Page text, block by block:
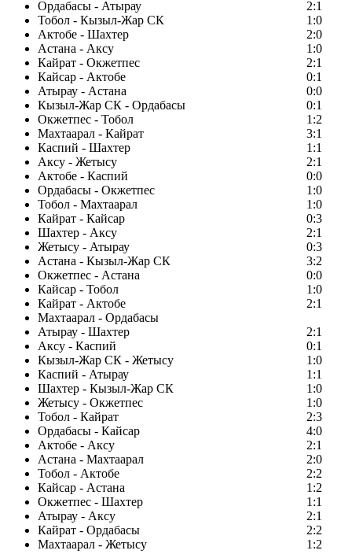
Ордабасы - Атырау
2:1
Тобол - Кызыл-Жар СК
1:0
Актобе - Шахтер
2:0
Астана - Аксу
1:0
Кайрат - Окжетпес
2:1
Кайсар - Актобе
0:1
Атырау - Астана
0:0
Кызыл-Жар СК - Ордабасы
0:1
Окжетпес - Тобол
1:2
Махтаарал - Кайрат
3:1
Каспий - Шахтер
1:1
Аксу - Жетысу
2:1
Актобе - Каспий
0:0
Ордабасы - Окжетпес
1:0
Тобол - Махтаарал
1:0
Кайрат - Кайсар
0:3
Шахтер - Аксу
2:1
Жетысу - Атырау
0:3
Астана - Кызыл-Жар СК
3:2
Окжетпес - Астана
0:0
Кайсар - Тобол
1:0
Кайрат - Актобе
2:1
Махтаарал - Ордабасы
Атырау - Шахтер
2:1
Аксу - Каспий
0:1
Кызыл-Жар СК - Жетысу
1:0
Каспий - Атырау
1:1
Шахтер - Кызыл-Жар СК
1:0
Жетысу - Окжетпес
1:0
Тобол - Кайрат
2:3
Ордабасы - Кайсар
4:0
Актобе - Аксу
2:1
Астана - Махтаарал
2:0
Тобол - Актобе
2:2
Кайсар - Астана
1:2
Окжетпес - Шахтер
1:1
Атырау - Аксу
2:1
Кайрат - Ордабасы
2:2
Махтаарал - Жетысу
1:2